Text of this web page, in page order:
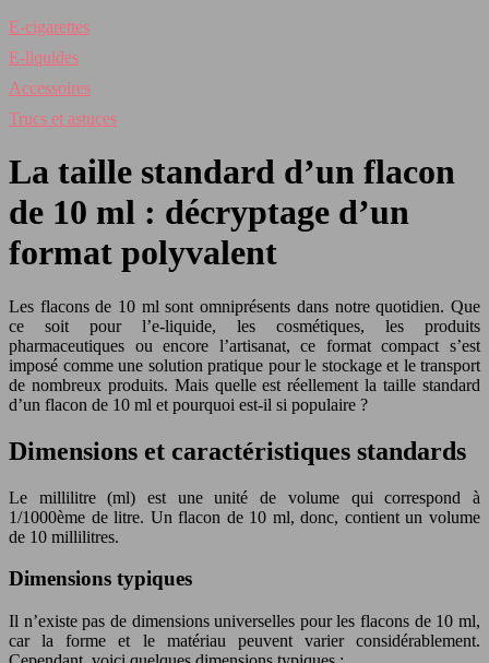
E-cigarettes
E-liquides
Accessoires
Trucs et astuces
La taille standard d’un flacon
de 10 ml : décryptage d’un
format polyvalent
Les flacons de 10 ml sont omniprésents dans notre quotidien. Que
ce soit pour l’e-liquide, les cosmétiques, les produits
pharmaceutiques ou encore l’artisanat, ce format compact s’est
imposé comme une solution pratique pour le stockage et le transport
de nombreux produits. Mais quelle est réellement la taille standard
d’un flacon de 10 ml et pourquoi est-il si populaire ?
Dimensions et caractéristiques standards
Le millilitre (ml) est une unité de volume qui correspond à
1/1000ème de litre. Un flacon de 10 ml, donc, contient un volume
de 10 millilitres.
Dimensions typiques
Il n’existe pas de dimensions universelles pour les flacons de 10 ml,
car la forme et le matériau peuvent varier considérablement.